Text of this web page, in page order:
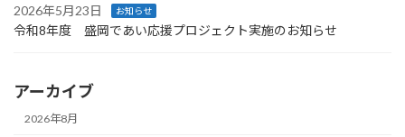
2026年5月23日 お知らせ
令和8年度 盛岡であい応援プロジェクト実施のお知らせ
アーカイブ
2026年8月